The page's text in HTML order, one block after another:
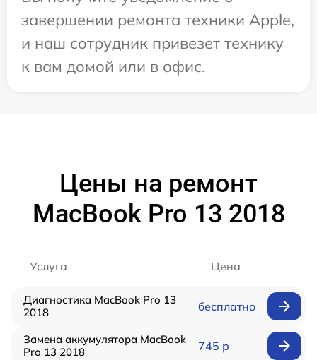
завершении ремонта техники Apple,
и наш сотрудник привезет технику
к вам домой или в офис.
Цены на ремонт
MacBook Pro 13 2018
Услуга Цена
Диагностика MacBook Pro 13
2018
бесплатно
Замена аккумулятора MacBook
Pro 13 2018
745 р